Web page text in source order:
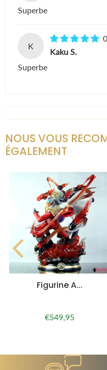
Superbe
K
Kaku S.
Superbe
NOUS VOUS
ÉGALEMENT
Figurine A...
Prix
€549,95